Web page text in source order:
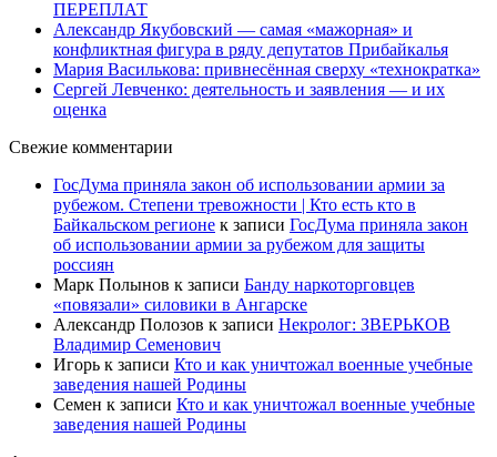
ПЕРЕПЛАТ
Александр Якубовский — самая «мажорная» и
конфликтная фигура в ряду депутатов Прибайкалья
Мария Василькова: привнесённая сверху «технократка»
Сергей Левченко: деятельность и заявления — и их
оценка
Свежие комментарии
ГосДума приняла закон об использовании армии за
рубежом. Степени тревожности | Кто есть кто в
Байкальском регионе к записи ГосДума приняла закон
об использовании армии за рубежом для защиты
россиян
Марк Полынов к записи Банду наркоторговцев
«повязали» силовики в Ангарске
Александр Полозов к записи Некролог: ЗВЕРЬКОВ
Владимир Семенович
Игорь к записи Кто и как уничтожал военные учебные
заведения нашей Родины
Семен к записи Кто и как уничтожал военные учебные
заведения нашей Родины